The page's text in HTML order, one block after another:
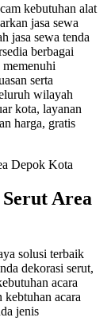
kebutuhan alat
jasa sewa
jasa sewa tenda
berbagai
serta
wilayah
kota, layanan
harga, gratis
Area
solusi terbaik
dekorasi serut,
acara
kebtuhan acara
jenis